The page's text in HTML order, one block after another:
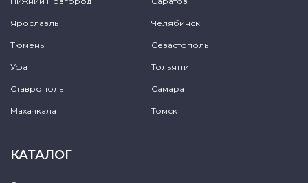
Ярославль Челябинск
Тюмень Севастополь
Уфа Тольятти
Ставрополь Самара
Махачкала Томск
КАТАЛОГ